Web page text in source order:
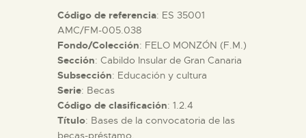
ACTIVIDADES
█
EL MUSEO
Código de referencia: ES 35001
AMC/FM-005.038
Fondo/Colección: FELO MONZÓN (F.M.)
Sección: Cabildo Insular de Gran Canaria
Subsección: Educación y cultura
Serie: Becas
Código de clasificación: 1.2.4
Título: Bases de la convocatoria de las
becas-préstamo.